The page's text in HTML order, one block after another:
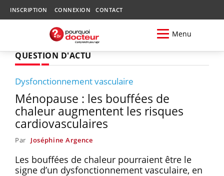
INSCRIPTION CONNEXION CONTACT
Menu
QUESTION D'ACTU
Dysfonctionnement vasculaire
Ménopause : les bouffées de
chaleur augmentent les risques
cardiovasculaires
Par Joséphine Argence
Les bouffées de chaleur pourraient être le
signe d’un dysfonctionnement vasculaire, en